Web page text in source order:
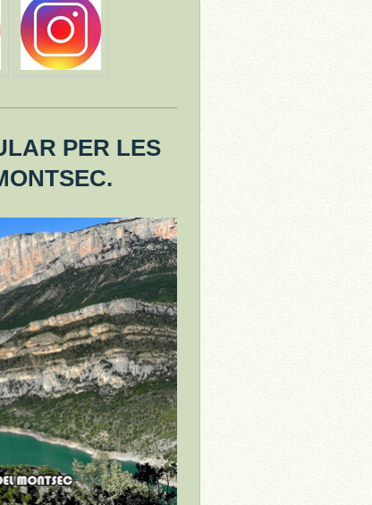
PER LES